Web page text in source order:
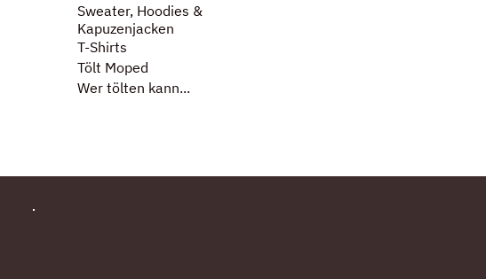
Sweater, Hoodies &
Kapuzenjacken
T-Shirts
Tölt Moped
Wer tölten kann...